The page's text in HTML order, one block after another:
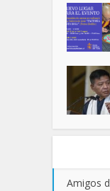
Amigos